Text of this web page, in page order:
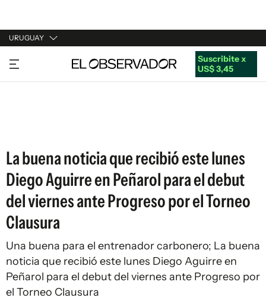
URUGUAY
URUGUAY
ARGENTINA
Suscribite x
US$ 3,45
La buena noticia que recibió este lunes
Diego Aguirre en Peñarol para el debut
del viernes ante Progreso por el Torneo
Clausura
Una buena para el entrenador carbonero; La buena
noticia que recibió este lunes Diego Aguirre en
Peñarol para el debut del viernes ante Progreso por
el Torneo Clausura